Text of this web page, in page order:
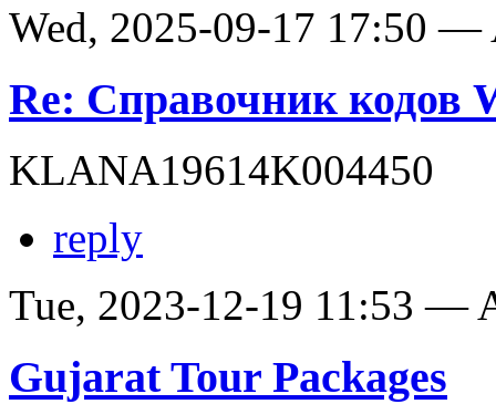
Wed, 2025-09-17 17:50 —
Re: Справочник кодов
KLANA19614K004450
reply
Tue, 2023-12-19 11:53 —
Gujarat Tour Packages